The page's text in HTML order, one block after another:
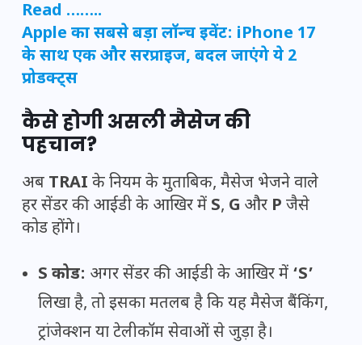
Read ……..
Apple का सबसे बड़ा लॉन्च इवेंट: iPhone 17
के साथ एक और सरप्राइज, बदल जाएंगे ये 2
प्रोडक्ट्स
कैसे होगी असली मैसेज की
पहचान?
अब TRAI के नियम के मुताबिक, मैसेज भेजने वाले
हर सेंडर की आईडी के आखिर में S, G और P जैसे
कोड होंगे।
S कोड: अगर सेंडर की आईडी के आखिर में ‘S’
लिखा है, तो इसका मतलब है कि यह मैसेज बैंकिंग,
ट्रांजेक्शन या टेलीकॉम सेवाओं से जुड़ा है।